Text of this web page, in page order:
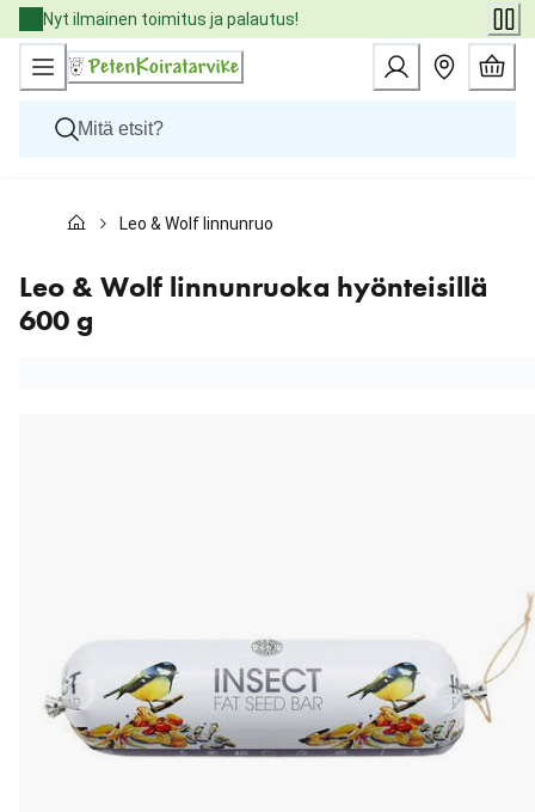
Skip
to
Content
Nyt ilmainen toimitus ja palautus!
Kissat
Eläinlääkäriruoat
Tuotemerkit
Uutuudet
Leo & Wolf linnunruoka hyönteisillä 600 g
Leo & Wolf linnunruoka hyönteisillä
600 g